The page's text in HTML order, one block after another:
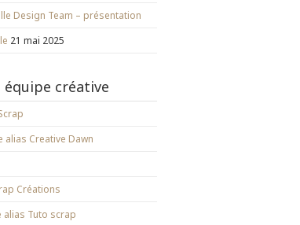
Design Team – présentation
21 mai 2025
équipe créative
alias Creative Dawn
Créations
alias Tuto scrap